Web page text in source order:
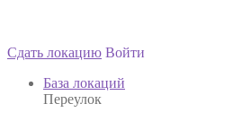
Сдать локацию Войти
База локаций
Переулок